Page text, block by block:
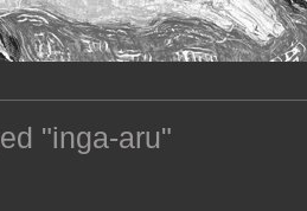
"inga-aru"